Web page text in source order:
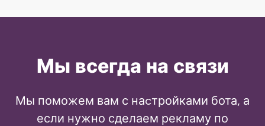
Мы всегда на связи
Мы поможем вам с наcтройками бота, а
если нужно сделаем рекламу по